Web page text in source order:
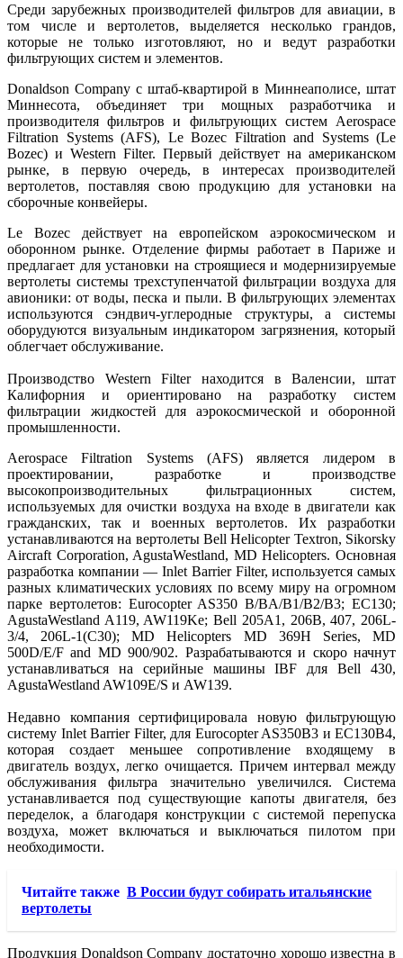
Среди зарубежных производителей фильтров для авиации, в
том числе и вертолетов, выделяется несколько грандов,
которые не только изготовляют, но и ведут разработки
фильтрующих систем и элементов.
Donaldson Company с штаб-квартирой в Миннеаполисе, штат
Миннесота, объединяет три мощных разработчика и
производителя фильтров и фильтрующих систем Aerospace
Filtration Systems (AFS), Le Bozec Filtration and Systems (Le
Bozec) и Western Filter. Первый действует на американском
рынке, в первую очередь, в интересах производителей
вертолетов, поставляя свою продукцию для установки на
сборочные конвейеры.
Le Bozec действует на европейском аэрокосмическом и
оборонном рынке. Отделение фирмы работает в Париже и
предлагает для установки на строящиеся и модернизируемые
вертолеты системы трехступенчатой фильтрации воздуха для
авионики: от воды, песка и пыли. В фильтрующих элементах
используются сэндвич-углеродные структуры, а системы
оборудуются визуальным индикатором загрязнения, который
облегчает обслуживание.
Производство Western Filter находится в Валенсии, штат
Калифорния и ориентировано на разработку систем
фильтрации жидкостей для аэрокосмической и оборонной
промышленности.
Aerospace Filtration Systems (AFS) является лидером в
проектировании, разработке и производстве
высокопроизводительных фильтрационных систем,
используемых для очистки воздуха на входе в двигатели как
гражданских, так и военных вертолетов. Их разработки
устанавливаются на вертолеты Bell Helicopter Textron, Sikorsky
Aircraft Corporation, AgustaWestland, MD Helicopters. Основная
разработка компании — Inlet Barrier Filter, используется самых
разных климатических условиях по всему миру на огромном
парке вертолетов: Eurocopter AS350 B/BA/B1/B2/B3; EC130;
AgustaWestland A119, AW119Ke; Bell 205A1, 206B, 407, 206L-
3/4, 206L-1(C30); MD Helicopters MD 369H Series, MD
500D/E/F and MD 900/902. Разрабатываются и скоро начнут
устанавливаться на серийные машины IBF для Bell 430,
AgustaWestland AW109E/S и AW139.
Недавно компания сертифицировала новую фильтрующую
систему Inlet Barrier Filter, для Eurocopter AS350B3 и EC130B4,
которая создает меньшее сопротивление входящему в
двигатель воздух, легко очищается. Причем интервал между
обслуживания фильтра значительно увеличился. Система
устанавливается под существующие капоты двигателя, без
переделок, а благодаря конструкции с системой перепуска
воздуха, может включаться и выключаться пилотом при
необходимости.
Читайте также В России будут собирать итальянские
вертолеты
Продукция Donaldson Company достаточно хорошо известна в